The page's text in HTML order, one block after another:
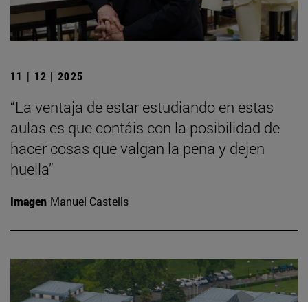
11 | 12 | 2025
“La ventaja de estar estudiando en estas
aulas es que contáis con la posibilidad de
hacer cosas que valgan la pena y dejen
huella”
Imagen Manuel Castells